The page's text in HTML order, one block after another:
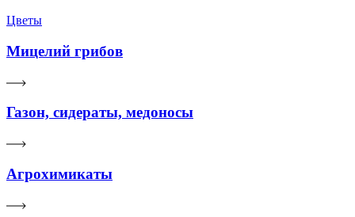
Цветы
Мицелий грибов
Газон, сидераты, медоносы
Агрохимикаты